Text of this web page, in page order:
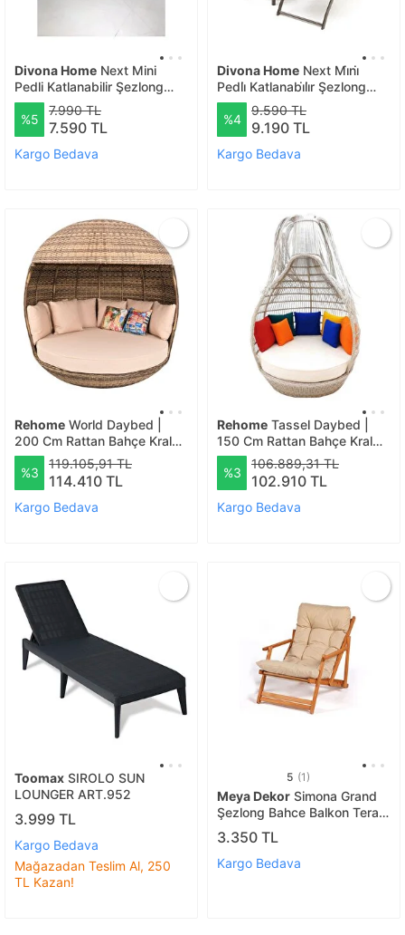
Divona Home Next Mini
Pedli Katlanabilir Şezlong
Antrasi̇t
%5
7.990 TL
7.590 TL
Kargo Bedava
Divona Home Next Mi̇ni̇
Pedli̇ Katlanabi̇li̇r Şezlong
Joker Sehpa Seti̇
Cappcuci̇no
%4
9.590 TL
9.190 TL
Kargo Bedava
Rehome World Daybed |
200 Cm Rattan Bahçe Kral
Yatağı
%3
119.105,91 TL
114.410 TL
Kargo Bedava
Rehome Tassel Daybed |
150 Cm Rattan Bahçe Kral
Yatağı
%3
106.889,31 TL
102.910 TL
Kargo Bedava
Toomax SIROLO SUN
LOUNGER ART.952
3.999 TL
Kargo Bedava
Mağazadan Teslim Al, 250
TL Kazan!
5 (1)
Meya Dekor Simona Grand
Şezlong Bahce Balkon Teras
Ahşap Katlanır Şezlong
3.350 TL
Kargo Bedava